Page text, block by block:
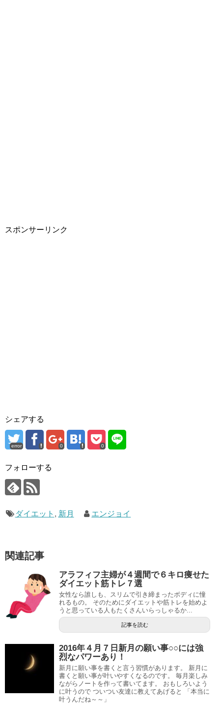
スポンサーリンク
シェアする
error 0 0
フォローする
ダイエット , 新月 エンジョイ
関連記事
アラフィフ主婦が４週間で６キロ痩せた
ダイエット筋トレ７選
女性なら誰しも、スリムで引き締まったボディに憧
れるもの。 そのためにダイエットや筋トレを始めよ
うと思っている人もたくさんいらっしゃるか...
記事を読む
2016年４月７日新月の願い事○○には強
烈なパワーあり！
新月に願い事を書くと言う習慣があります。 新月に
書くと願い事が叶いやすくなるのです。 毎月楽しみ
ながらノートを作って書いてます。 おもしろいよう
に叶うので ついつい友達に教えてあげると 「本当に
叶うんだね～～」